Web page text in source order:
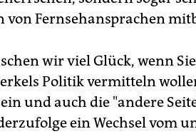
von Fernsehansprachen
wir viel Glück, wenn
Politik vermitteln
und auch die "andere
ein Wechsel vom